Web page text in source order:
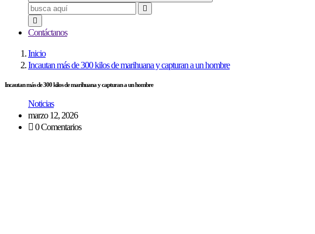
Buscar:
Contáctanos
Inicio
Incautan más de 300 kilos de marihuana y capturan a un hombre
Incautan más de 300 kilos de marihuana y capturan a un hombre
Noticias
marzo 12, 2026
0 Comentarios